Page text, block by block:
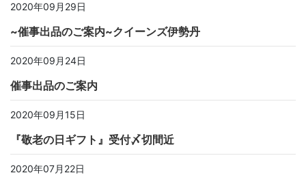
2020年09月29日
~催事出品のご案内~クイーンズ伊勢丹
2020年09月24日
催事出品のご案内
2020年09月15日
『敬老の日ギフト』受付〆切間近
2020年07月22日